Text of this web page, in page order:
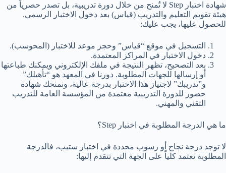
شهادة اختبار Step لا تُمنح من خلال دورة تدريبية، بل تصدر حصرياً من
هيئة تقويم التعليم والتدريب (قياس) بعد دخول الاختبار الرسمي.
للحصول عليها، يجب عليك:
التسجيل في موقع “قياس” وحجز موعد للاختبار (المحوسب).
دخول الاختبار في المراكز المعتمدة.
بعد التصحيح، تظهر النتيجة في ملفك الإلكتروني ويمكنك طباعتها
أو إرسالها للجهات المطلوبة. دورنا في المعهد هو “تأهيلك”
و”تدريبك” لاجتياز هذا الاختبار بدرجة عالية، ونمنحك شهادة
حضور للدورة التدريبية معتمدة من المؤسسة العامة للتدريب
التقني والمهني.
ما هي الدرجة المطلوبة في اختبار Step؟
لا توجد درجة نجاح أو رسوب محددة في اختبار ستيب، فالدرجة
المطلوبة تعتمد كلياً على الجهة التي تتقدم إليها: